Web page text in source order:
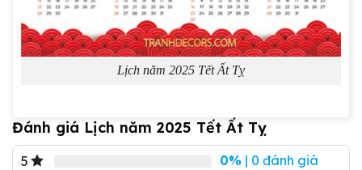
Lịch năm 2025 Tết Ất Tỵ
Đánh giá Lịch năm 2025 Tết Ất Tỵ
5 0% | 0 đánh giá